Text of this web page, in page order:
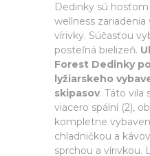
Dedinky sú
wellness zariadenia
vírivky. Súčasťou
posteľná bielizeň.
Forest Dedinky
lyžiarskeho
skipasov. Táto vila
viacero spální (2),
kompletne
chladničkou a
sprchou a vírivkou.